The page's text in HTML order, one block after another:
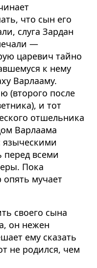
что сын его
слуга Зардан
—
царевич тайно
к нему
Варлааму.
(второго после
и тот
отшельника
Варлаама
языческими
всеми
Пока
опять мучает
своего сына
он нежен
ему сказать
не родился, чем